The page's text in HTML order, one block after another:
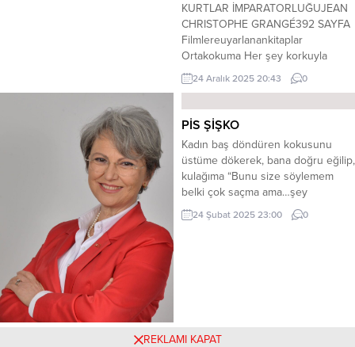
KURTLAR İMPARATORLUĞUJEAN
CHRISTOPHE GRANGÉ392 SAYFA
Filmlereuyarlanankitaplar
Ortakokuma Her şey korkuyla
başlamıştı. Ve her şey yine onunla
sona erecekti. Fransa’da özellikle
küçük Türkiye denen mahallede üç
vahşi cinayet işlenir. Tüm deliller bir
seri katili işaret etmektedir.
Öldürülenlerin üçü de kaçak
yollarla Fransa’ya girmiş kadın
işçilerdir ve fiziksel...
24 Aralık 2025 20:43 0
Kırkyama Parçaların Hikâyesi
PİS ŞİŞKO
Kadın baş döndüren kokusunu
üstüme dökerek, bana doğru eğilip,
kulağıma “Bunu size söylemem
belki çok saçma ama…şey
diyecektim…” derken, sözünü
kestim. “Rica ederim efendim, sizi
24 Şubat 2025 23:00 0
REKLAMI KAPAT